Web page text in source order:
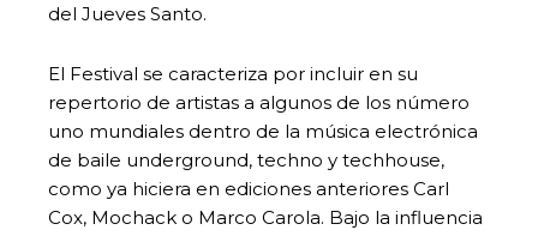
del Jueves Santo.
El Festival se caracteriza por incluir en su
repertorio de artistas a algunos de los número
uno mundiales dentro de la música electrónica
de baile underground, techno y techhouse,
como ya hiciera en ediciones anteriores Carl
Cox, Mochack o Marco Carola. Bajo la influencia